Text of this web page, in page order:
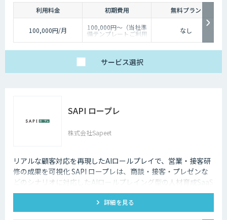
利用料金 初期費用 無料プラン
100,000円/月 100,000円～（当社準
備テンプレートご利用
の場合）
なし
サービス選択
SAPI ロープレ
株式会社Sapeet
リアルな顧客対応を再現したAIロールプレイで、営業・接客研
修の成果を可視化 SAPI ロープレは、商談・接客・プレゼンな
どのシナリオに対応したAIロールプレイング型の人材育成SaaS
です。 AIアバターとの実践トレーニングと動画フィードバック
により、新人・中途スタッフの早期戦力化と教育の属人化解消
を支援します。
詳細を見る